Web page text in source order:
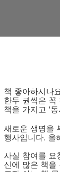
책 좋아하시나
한두 권씩은 꼭
책을 가지고 '
새로운 생명을
행사입니다. 올
사실 참여를 요
신에 많은 책을